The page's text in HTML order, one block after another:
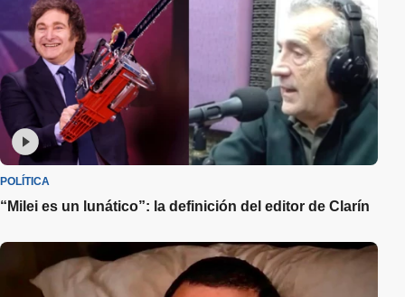
POLÍTICA
“Milei es un lunático”: la definición del editor de Clarín